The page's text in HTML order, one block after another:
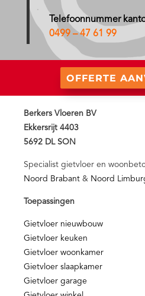
Telefoonnummer
0499 – 47 61 99
OFFERTE
Berkers Vloeren BV
Ekkersrijt 4403
5692 DL SON
Specialist gietvloer en
Noord Brabant & Noord
Toepassingen
Gietvloer nieuwbouw
Gietvloer keuken
Gietvloer woonkamer
Gietvloer slaapkamer
Gietvloer garage